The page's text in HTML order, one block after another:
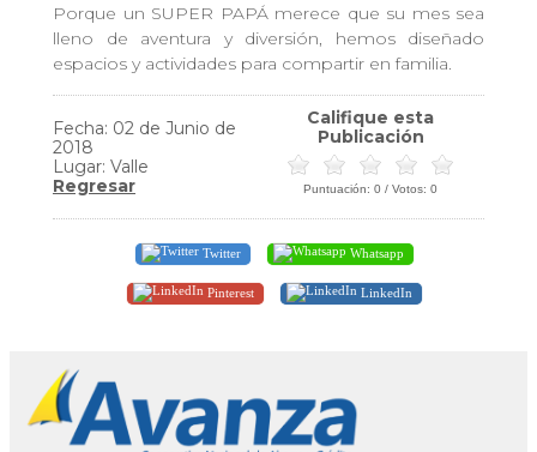
Porque un SUPER PAPÁ merece que su mes sea
lleno de aventura y diversión, hemos diseñado
espacios y actividades para compartir en familia.
Fecha: 02 de Junio de
2018
Lugar: Valle
Regresar
Califique esta
Publicación
Puntuación: 0 / Votos: 0
Twitter Whatsapp
Pinterest LinkedIn